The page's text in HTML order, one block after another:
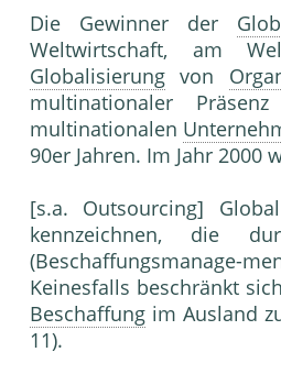
Die Gewinner der
Weltwirtschaft, am
Globalisierung von
multinationaler
multinationalen
90er Jahren. Im Jahr
[s.a. Outsourcing]
kennzeichnen, die
(Beschaffungsmanage-
Keinesfalls beschränkt
Beschaffung im Ausland
11).